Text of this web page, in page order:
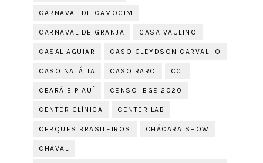
CARNAVAL DE CAMOCIM
CARNAVAL DE GRANJA CASA VAULINO
CASAL AGUIAR CASO GLEYDSON CARVALHO
CASO NATÁLIA CASO RARO CCI
CEARÁ E PIAUÍ CENSO IBGE 2020
CENTER CLÍNICA CENTER LAB
CERQUES BRASILEIROS CHÁCARA SHOW
CHAVAL